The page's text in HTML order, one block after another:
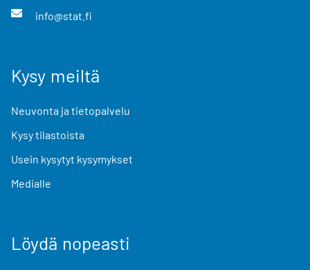
info@stat.fi
Kysy meiltä
Neuvonta ja tietopalvelu
Kysy tilastoista
Usein kysytyt kysymykset
Medialle
Löydä nopeasti